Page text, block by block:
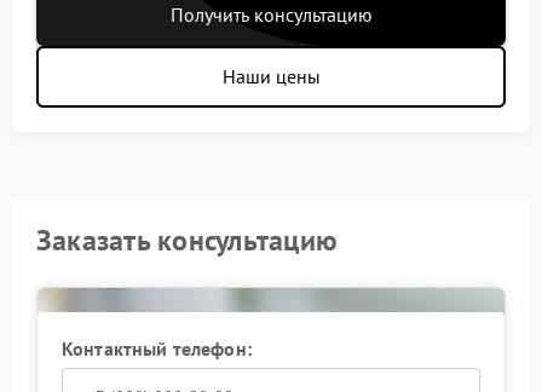
Получить консультацию
Наши цены
Заказать консультацию
Контактный телефон: